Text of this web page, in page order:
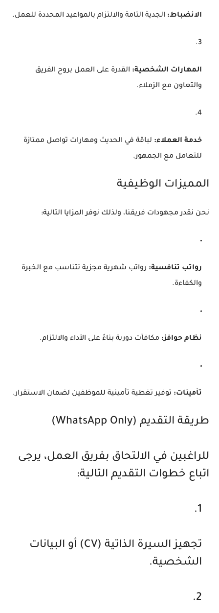
الانضباط: الجدية التامة والالتزام بالمواعيد المحددة للعمل.
المهارات الشخصية: القدرة على العمل بروح الفريق
والتعاون مع الزملاء.
خدمة العملاء: لباقة في الحديث ومهارات تواصل ممتازة
للتعامل مع الجمهور.
المميزات الوظيفية
نحن نقدر مجهودات فريقنا، ولذلك نوفر المزايا التالية:
رواتب تنافسية: رواتب شهرية مجزية تتناسب مع الخبرة
والكفاءة.
نظام حوافز: مكافآت دورية بناءً على الأداء والالتزام.
تأمينات: توفير تغطية تأمينية للموظفين لضمان الاستقرار.
طريقة التقديم (WhatsApp Only)
للراغبين في الالتحاق بفريق العمل، يرجى
اتباع خطوات التقديم التالية:
تجهيز السيرة الذاتية (CV)
أو البيانات
الشخصية.